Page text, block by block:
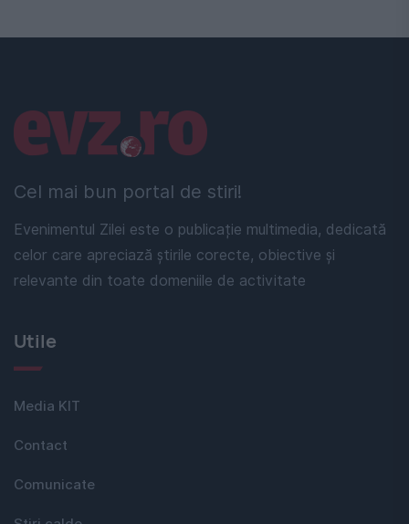
Cel mai bun portal de stiri!
Evenimentul Zilei este o publicație multimedia, dedicată
celor care apreciază știrile corecte, obiective și
relevante din toate domeniile de activitate
Linkuri utile
Utile
Media KIT
Contact
Comunicate